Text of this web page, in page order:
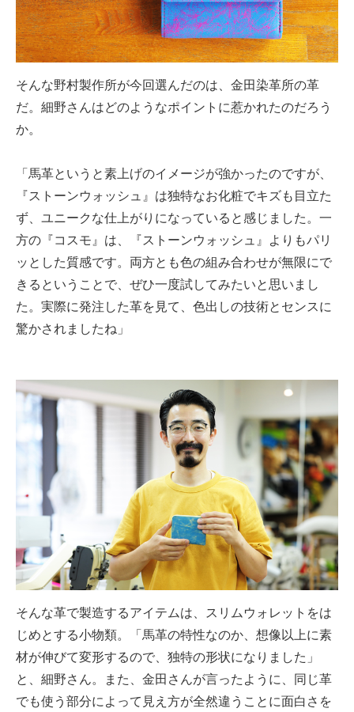
そんな野村製作所が今回選んだのは、金田染革所の革
だ。細野さんはどのようなポイントに惹かれたのだろう
か。
「馬革というと素上げのイメージが強かったのですが、
『ストーンウォッシュ』は独特なお化粧でキズも目立た
ず、ユニークな仕上がりになっていると感じました。一
方の『コスモ』は、『ストーンウォッシュ』よりもパリ
ッとした質感です。両方とも色の組み合わせが無限にで
きるということで、ぜひ一度試してみたいと思いまし
た。実際に発注した革を見て、色出しの技術とセンスに
驚かされましたね」
そんな革で製造するアイテムは、スリムウォレットをは
じめとする小物類。「馬革の特性なのか、想像以上に素
材が伸びて変形するので、独特の形状になりました」
と、細野さん。また、金田さんが言ったように、同じ革
でも使う部分によって見え方が全然違うことに面白さを